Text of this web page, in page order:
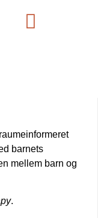
barnets
mellem barn og
.